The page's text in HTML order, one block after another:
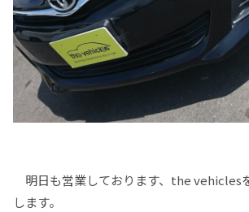
明日も営業しております、the vehicles
します。